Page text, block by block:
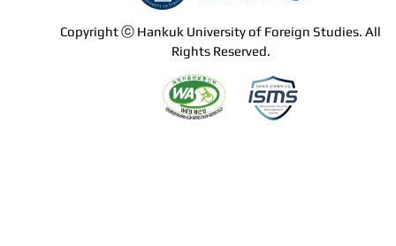
Copyright ⓒ Hankuk University of Foreign Studies. All
Rights Reserved.